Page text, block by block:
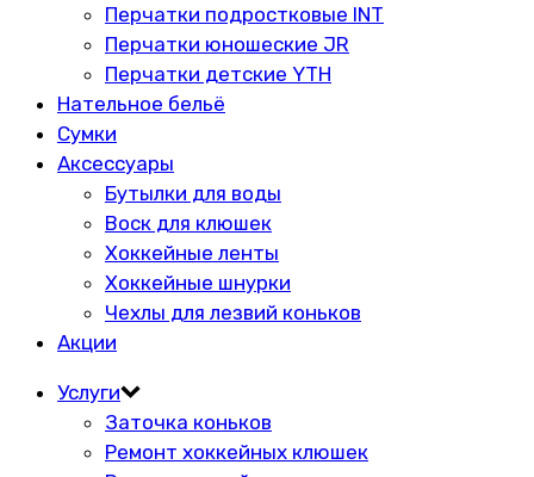
Перчатки подростковые INT
Перчатки юношеские JR
Перчатки детские YTH
Нательное бельё
Сумки
Аксессуары
Бутылки для воды
Воск для клюшек
Хоккейные ленты
Хоккейные шнурки
Чехлы для лезвий коньков
Акции
Услуги
Заточка коньков
Ремонт хоккейных клюшек